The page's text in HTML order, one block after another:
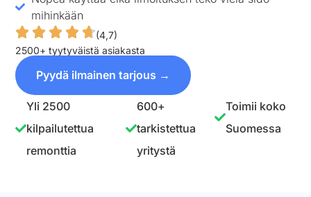
mihinkään
(4,7)
2500+ tyytyväistä asiakasta
Pyydä ilmainen tarjous →
Yli 2500
kilpailutettua
remonttia
600+
tarkistettua
yritystä
Toimii koko
Suomessa